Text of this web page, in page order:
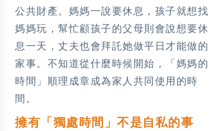
公共財產。媽媽一說要休息，孩子就想找
媽媽玩，幫忙顧孩子的父母則會說想要休
息一天，丈夫也會拜託她做平日才能做的
家事。不知道從什麼時候開始，「媽媽的
時間」順理成章成為家人共同使用的時
間。
擁有「獨處時間」不是自私的事